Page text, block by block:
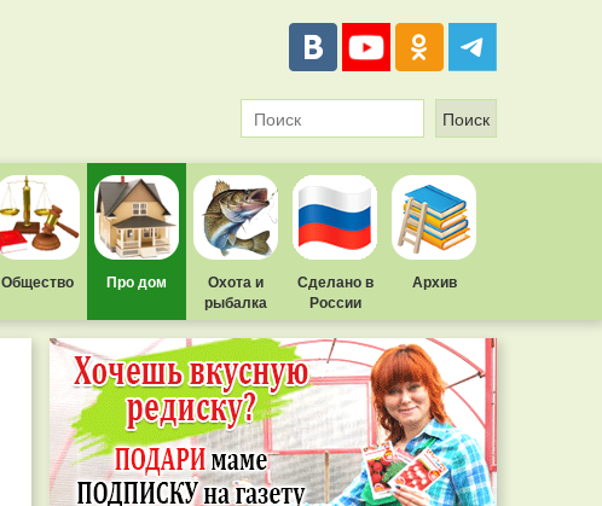
Общество Про дом
Охота и
рыбалка
Сделано в
России
Архив